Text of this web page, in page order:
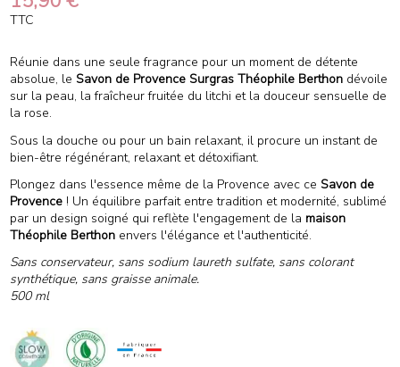
TTC
Réunie dans une seule fragrance pour un moment de détente
absolue, le Savon de Provence Surgras Théophile Berthondévoile
sur la peau, la fraîcheur fruitée du litchi et la douceur sensuelle de
la rose.
Sous la douche ou pour un bain relaxant, il procure un instant de
bien-être régénérant, relaxant et détoxifiant.
Plongez dans l'essence même de la Provence avec ce Savon de
Provence! Un équilibre parfait entre tradition et modernité, sublimé
par un design soigné qui reflète l'engagement de la maison
Théophile Berthonenvers l'élégance et l'authenticité.
Sans conservateur, sans sodium laureth sulfate, sans colorant
synthétique, sans graisse animale.
500 ml